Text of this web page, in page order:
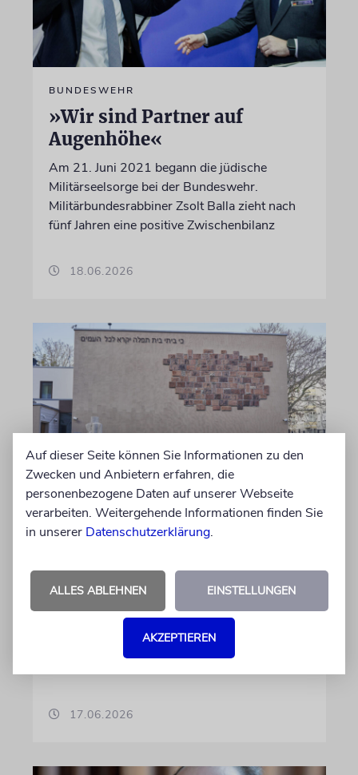
BUNDESWEHR
»Wir sind Partner auf
Augenhöhe«
Am 21. Juni 2021 begann die jüdische
Militärseelsorge bei der Bundeswehr.
Militärbundesrabbiner Zsolt Balla zieht nach
fünf Jahren eine positive Zwischenbilanz
18.06.2026
MAGDEBURG
Juden in Sachsen-Anhalt:
Lebendige Gemeinden und
Nach dem antisemitischen Anschlag vom 9.
Oktober 2019 in Halle (Saale) hat Sachsen-
Anhalt 2020 ein Landesprogramm für
17.06.2026
Auf dieser Seite können Sie Informationen zu den
Zwecken und Anbietern erfahren, die
personenbezogene Daten auf unserer Webseite
verarbeiten. Weitergehende Informationen finden Sie
in unserer Datenschutzerklärung.
ALLES ABLEHNEN EINSTELLUNGEN
AKZEPTIEREN